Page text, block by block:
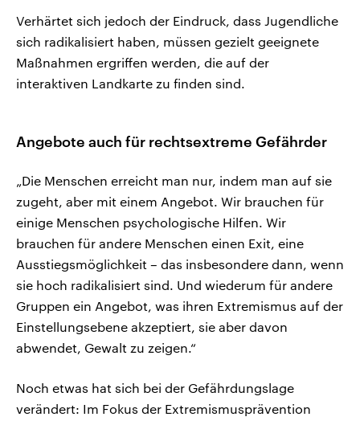
Verhärtet sich jedoch der Eindruck, dass Jugendliche
sich radikalisiert haben, müssen gezielt geeignete
Maßnahmen ergriffen werden, die auf der
interaktiven Landkarte zu finden sind.
Angebote auch für rechtsextreme Gefährder
„Die Menschen erreicht man nur, indem man auf sie
zugeht, aber mit einem Angebot. Wir brauchen für
einige Menschen psychologische Hilfen. Wir
brauchen für andere Menschen einen Exit, eine
Ausstiegsmöglichkeit – das insbesondere dann, wenn
sie hoch radikalisiert sind. Und wiederum für andere
Gruppen ein Angebot, was ihren Extremismus auf der
Einstellungsebene akzeptiert, sie aber davon
abwendet, Gewalt zu zeigen.“
Noch etwas hat sich bei der Gefährdungslage
verändert: Im Fokus der Extremismusprävention